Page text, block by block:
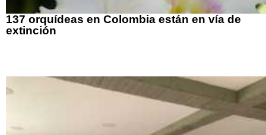
137 orquídeas en Colombia están en vía de
extinción